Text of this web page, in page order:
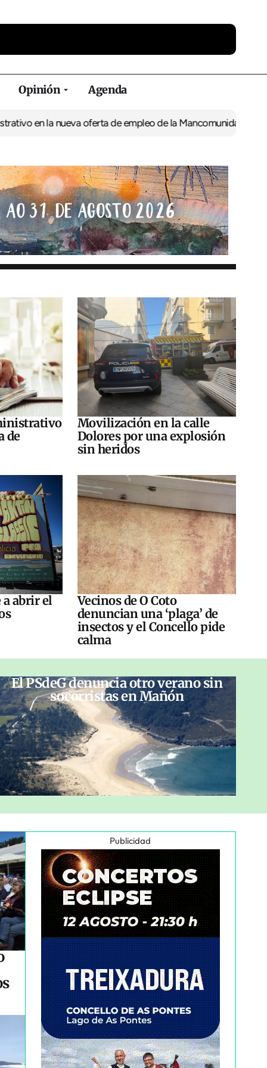
Opinión Agenda
la nueva oferta de empleo de la MancomunidadeMovilización
de
Movilización en la calle
Dolores por una explosión
sin heridos
abrir el
Vecinos de O Coto
denuncian una ‘plaga’ de
insectos y el Concello pide
calma
El PSdeG denuncia otro verano sin
socorristas en Mañón
Publicidad